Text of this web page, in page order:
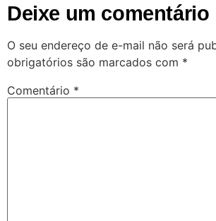
Deixe um comentário
O seu endereço de e-mail não será
obrigatórios são marcados com *
Comentário *